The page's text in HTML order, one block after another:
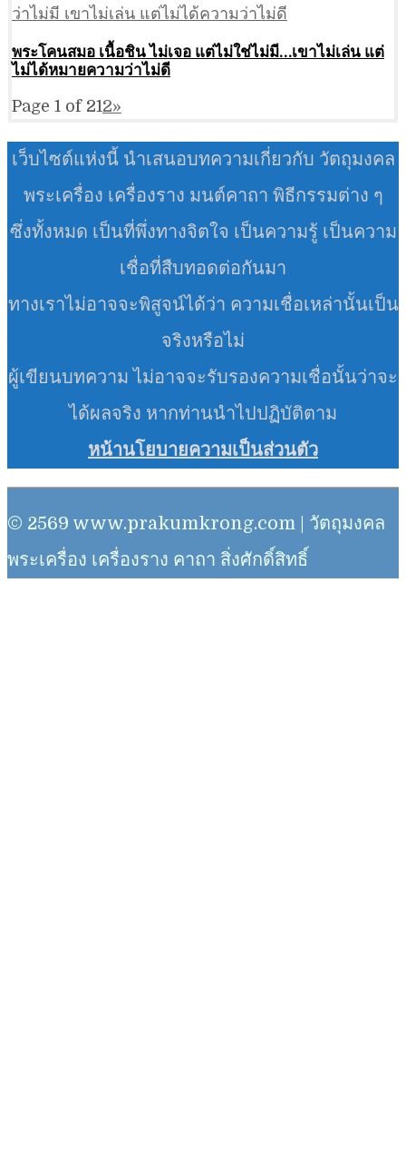
พระโคนสมอ เนื้อชิน ไม่เจอ แต่ไม่ใช่ไม่มี…เขาไม่เล่น แต่
ไม่ได้หมายความว่าไม่ดี
Page 1 of 212»
เว็บไซต์แห่งนี้ นำเสนอบทความเกี่ยวกับ วัตถุมงคล
พระเครื่อง เครื่องราง มนต์คาถา พิธีกรรมต่าง ๆ
ซึ่งทั้งหมด เป็นที่พึ่งทางจิตใจ เป็นความรู้ เป็นความ
เชื่อที่สืบทอดต่อกันมา
ทางเราไม่อาจจะพิสูจน์ได้ว่า ความเชื่อเหล่านั้นเป็น
จริงหรือไม่
ผู้เขียนบทความ ไม่อาจจะรับรองความเชื่อนั้นว่าจะ
ได้ผลจริง หากท่านนำไปปฏิบัติตาม
หน้านโยบายความเป็นส่วนตัว
© 2569 www.prakumkrong.com | วัตถุมงคล
พระเครื่อง เครื่องราง คาถา สิ่งศักดิ์สิทธิ์